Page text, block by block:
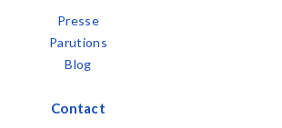
Presse
Parutions
Blog
Contact